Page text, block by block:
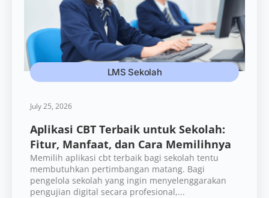
LMS Sekolah
July 25, 2026
Aplikasi CBT Terbaik untuk Sekolah:
Fitur, Manfaat, dan Cara Memilihnya
Memilih aplikasi cbt terbaik bagi sekolah tentu
membutuhkan pertimbangan matang. Bagi
pengelola sekolah yang ingin menyelenggarakan
pengujian digital secara profesional,...